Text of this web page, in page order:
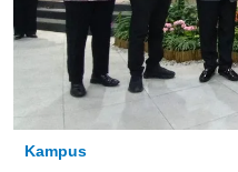
Kampus